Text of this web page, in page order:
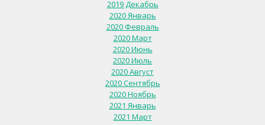
2019 Декабрь
2020 Январь
2020 Февраль
2020 Март
2020 Июнь
2020 Июль
2020 Август
2020 Сентябрь
2020 Ноябрь
2021 Январь
2021 Март